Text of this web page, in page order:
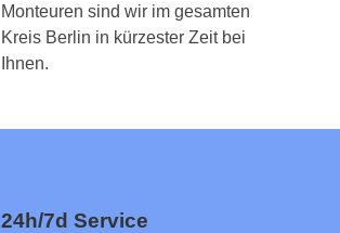
Monteuren sind wir im gesamten
Kreis Berlin in kürzester Zeit bei
Ihnen.
24h/7d Service